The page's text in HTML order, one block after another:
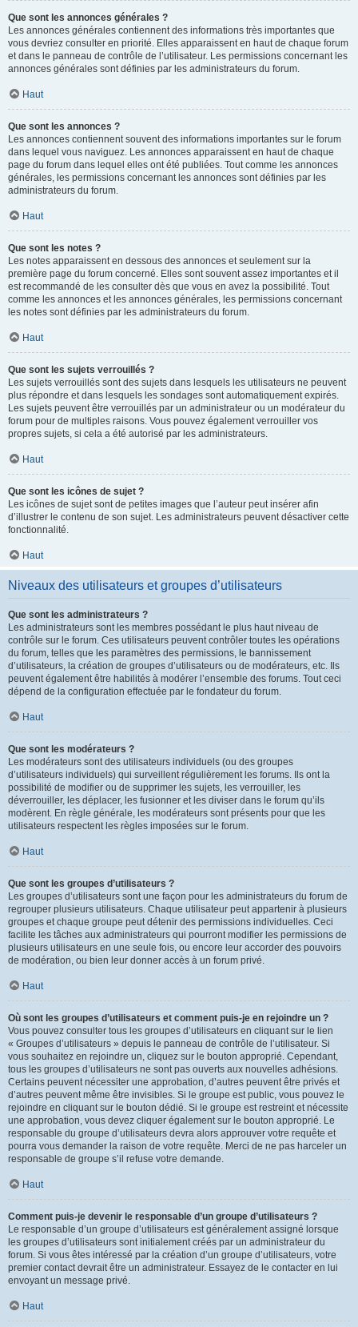
Que sont les annonces générales ?
Les annonces générales contiennent des informations très importantes que
vous devriez consulter en priorité. Elles apparaissent en haut de chaque forum
et dans le panneau de contrôle de l’utilisateur. Les permissions concernant les
annonces générales sont définies par les administrateurs du forum.
Haut
Que sont les annonces ?
Les annonces contiennent souvent des informations importantes sur le forum
dans lequel vous naviguez. Les annonces apparaissent en haut de chaque
page du forum dans lequel elles ont été publiées. Tout comme les annonces
générales, les permissions concernant les annonces sont définies par les
administrateurs du forum.
Haut
Que sont les notes ?
Les notes apparaissent en dessous des annonces et seulement sur la
première page du forum concerné. Elles sont souvent assez importantes et il
est recommandé de les consulter dès que vous en avez la possibilité. Tout
comme les annonces et les annonces générales, les permissions concernant
les notes sont définies par les administrateurs du forum.
Haut
Que sont les sujets verrouillés ?
Les sujets verrouillés sont des sujets dans lesquels les utilisateurs ne peuvent
plus répondre et dans lesquels les sondages sont automatiquement expirés.
Les sujets peuvent être verrouillés par un administrateur ou un modérateur du
forum pour de multiples raisons. Vous pouvez également verrouiller vos
propres sujets, si cela a été autorisé par les administrateurs.
Haut
Que sont les icônes de sujet ?
Les icônes de sujet sont de petites images que l’auteur peut insérer afin
d’illustrer le contenu de son sujet. Les administrateurs peuvent désactiver cette
fonctionnalité.
Haut
Niveaux des utilisateurs et groupes d’utilisateurs
Que sont les administrateurs ?
Les administrateurs sont les membres possédant le plus haut niveau de
contrôle sur le forum. Ces utilisateurs peuvent contrôler toutes les opérations
du forum, telles que les paramètres des permissions, le bannissement
d’utilisateurs, la création de groupes d’utilisateurs ou de modérateurs, etc. Ils
peuvent également être habilités à modérer l’ensemble des forums. Tout ceci
dépend de la configuration effectuée par le fondateur du forum.
Haut
Que sont les modérateurs ?
Les modérateurs sont des utilisateurs individuels (ou des groupes
d’utilisateurs individuels) qui surveillent régulièrement les forums. Ils ont la
possibilité de modifier ou de supprimer les sujets, les verrouiller, les
déverrouiller, les déplacer, les fusionner et les diviser dans le forum qu’ils
modèrent. En règle générale, les modérateurs sont présents pour que les
utilisateurs respectent les règles imposées sur le forum.
Haut
Que sont les groupes d’utilisateurs ?
Les groupes d’utilisateurs sont une façon pour les administrateurs du forum de
regrouper plusieurs utilisateurs. Chaque utilisateur peut appartenir à plusieurs
groupes et chaque groupe peut détenir des permissions individuelles. Ceci
facilite les tâches aux administrateurs qui pourront modifier les permissions de
plusieurs utilisateurs en une seule fois, ou encore leur accorder des pouvoirs
de modération, ou bien leur donner accès à un forum privé.
Haut
Où sont les groupes d’utilisateurs et comment puis-je en rejoindre un ?
Vous pouvez consulter tous les groupes d’utilisateurs en cliquant sur le lien
« Groupes d’utilisateurs » depuis le panneau de contrôle de l’utilisateur. Si
vous souhaitez en rejoindre un, cliquez sur le bouton approprié. Cependant,
tous les groupes d’utilisateurs ne sont pas ouverts aux nouvelles adhésions.
Certains peuvent nécessiter une approbation, d’autres peuvent être privés et
d’autres peuvent même être invisibles. Si le groupe est public, vous pouvez le
rejoindre en cliquant sur le bouton dédié. Si le groupe est restreint et nécessite
une approbation, vous devez cliquer également sur le bouton approprié. Le
responsable du groupe d’utilisateurs devra alors approuver votre requête et
pourra vous demander la raison de votre requête. Merci de ne pas harceler un
responsable de groupe s’il refuse votre demande.
Haut
Comment puis-je devenir le responsable d’un groupe d’utilisateurs ?
Le responsable d’un groupe d’utilisateurs est généralement assigné lorsque
les groupes d’utilisateurs sont initialement créés par un administrateur du
forum. Si vous êtes intéressé par la création d’un groupe d’utilisateurs, votre
premier contact devrait être un administrateur. Essayez de le contacter en lui
envoyant un message privé.
Haut